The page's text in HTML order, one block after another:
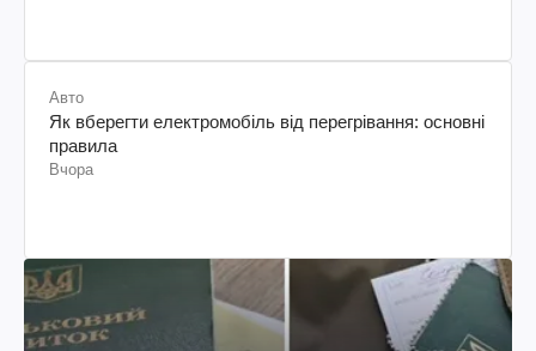
Авто
Як вберегти електромобіль від перегрівання: основні
правила
Вчора